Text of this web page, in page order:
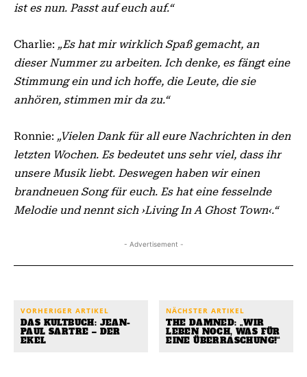
ist es nun. Passt auf euch auf.“
Charlie: „Es hat mir wirklich Spaß gemacht, an
dieser Nummer zu arbeiten. Ich denke, es fängt eine
Stimmung ein und ich hoffe, die Leute, die sie
anhören, stimmen mir da zu.“
Ronnie: „Vielen Dank für all eure Nachrichten in den
letzten Wochen. Es bedeutet uns sehr viel, dass ihr
unsere Musik liebt. Deswegen haben wir einen
brandneuen Song für euch. Es hat eine fesselnde
Melodie und nennt sich ›Living In A Ghost Town‹.“
- Advertisement -
VORHERIGER ARTIKEL
DAS KULTBUCH: JEAN-
PAUL SARTRE – DER
EKEL
NÄCHSTER ARTIKEL
THE DAMNED: „WIR
LEBEN NOCH, WAS FÜR
EINE ÜBERRASCHUNG!“